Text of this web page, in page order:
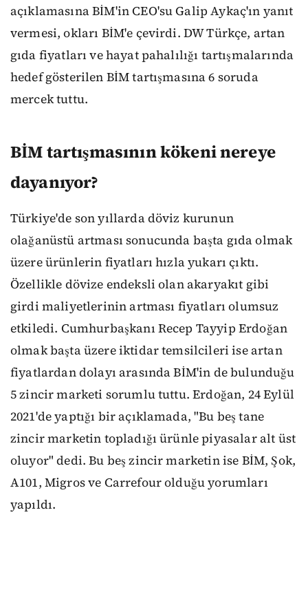
açıklamasına BİM'in CEO'su Galip Aykaç'ın yanıt
vermesi, okları BİM'e çevirdi. DW Türkçe, artan
gıda fiyatları ve hayat pahalılığı tartışmalarında
hedef gösterilen BİM tartışmasına 6 soruda
mercek tuttu.
BİM tartışmasının kökeni nereye
dayanıyor?
Türkiye'de son yıllarda döviz kurunun
olağanüstü artması sonucunda başta gıda olmak
üzere ürünlerin fiyatları hızla yukarı çıktı.
Özellikle dövize endeksli olan akaryakıt gibi
girdi maliyetlerinin artması fiyatları olumsuz
etkiledi. Cumhurbaşkanı Recep Tayyip Erdoğan
olmak başta üzere iktidar temsilcileri ise artan
fiyatlardan dolayı arasında BİM'in de bulunduğu
5 zincir marketi sorumlu tuttu. Erdoğan, 24 Eylül
2021'de yaptığı bir açıklamada, "Bu beş tane
zincir marketin topladığı ürünle piyasalar alt üst
oluyor" dedi. Bu beş zincir marketin ise BİM, Şok,
A101, Migros ve Carrefour olduğu yorumları
yapıldı.